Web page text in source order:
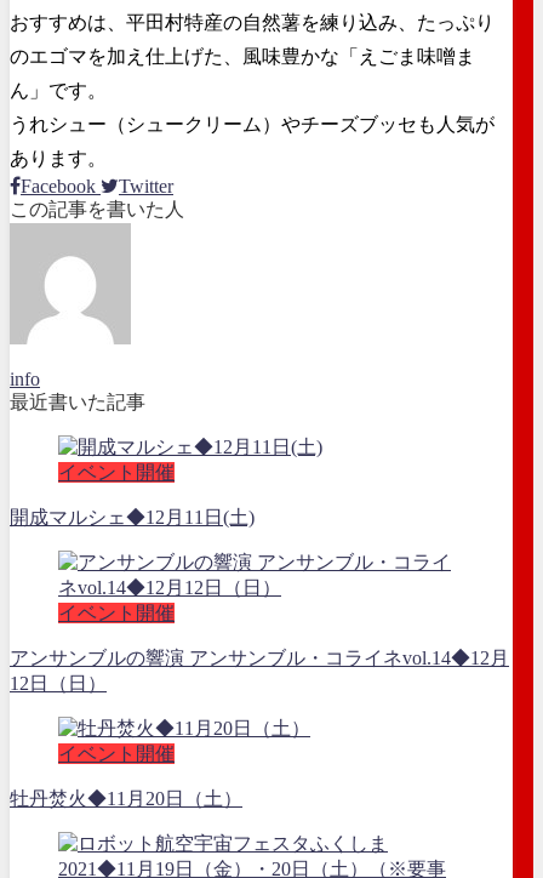
おすすめは、平田村特産の自然薯を練り込み、たっぷり
のエゴマを加え仕上げた、風味豊かな「えごま味噌ま
ん」です。
うれシュー（シュークリーム）やチーズブッセも人気が
あります。
Facebook
Twitter
この記事を書いた人
info
最近書いた記事
イベント開催
開成マルシェ◆12月11日(土)
イベント開催
アンサンブルの響演 アンサンブル・コライネvol.14◆12月
12日（日）
イベント開催
牡丹焚火◆11月20日（土）